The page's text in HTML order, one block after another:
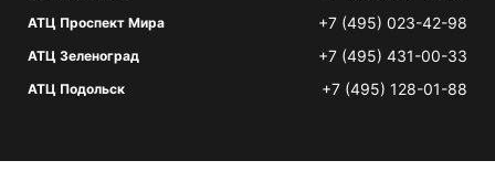
АТЦ Проспект Мира +7 (495) 023-42-98
АТЦ Зеленоград +7 (495) 431-00-33
АТЦ Подольск +7 (495) 128-01-88